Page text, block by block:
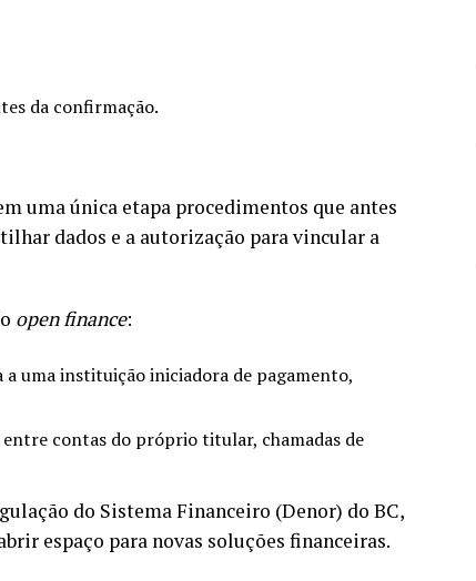
da confirmação.
uma única etapa procedimentos que antes
dados e a autorização para vincular a
open finance:
uma instituição iniciadora de pagamento,
contas do próprio titular, chamadas de
do Sistema Financeiro (Denor) do BC,
espaço para novas soluções financeiras.